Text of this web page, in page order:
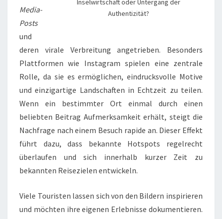
Inselwirtschaft oder Untergang der
Authentizität?
Media-
Posts
und
deren virale Verbreitung angetrieben. Besonders
Plattformen wie Instagram spielen eine zentrale
Rolle, da sie es ermöglichen, eindrucksvolle Motive
und einzigartige Landschaften in Echtzeit zu teilen.
Wenn ein bestimmter Ort einmal durch einen
beliebten Beitrag Aufmerksamkeit erhält, steigt die
Nachfrage nach einem Besuch rapide an. Dieser Effekt
führt dazu, dass bekannte Hotspots regelrecht
überlaufen und sich innerhalb kurzer Zeit zu
bekannten Reisezielen entwickeln.
Viele Touristen lassen sich von den Bildern inspirieren
und möchten ihre eigenen Erlebnisse dokumentieren.